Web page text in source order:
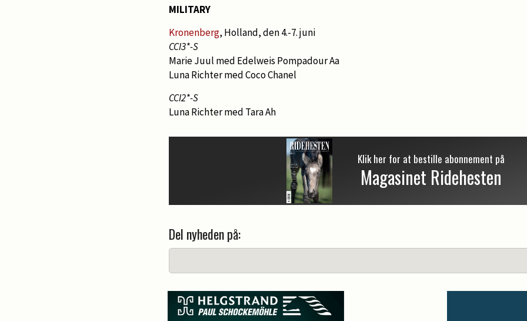
MILITARY
Kronenberg, Holland, den 4.-7. juni
CCI3*-S
Marie Juul med Edelweis Pompadour Aa
Luna Richter med Coco Chanel
CCI2*-S
Luna Richter med Tara Ah
Klik her for at bestille abonnement på
Magasinet Ridehesten
Del nyheden på: